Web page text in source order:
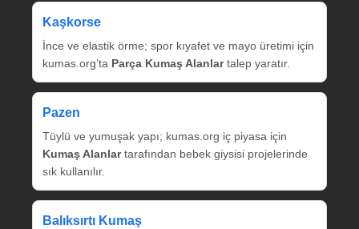
Kaşkorse
İnce ve elastik örme; spor kıyafet ve mayo üretimi için
kumas.org’ta Parça Kumaş Alanlartalep yaratır.
Pazen
Tüylü ve yumuşak yapı; kumas.org iç piyasa için
Kumaş Alanlartarafından bebek giysisi projelerinde
sık kullanılır.
Balıksırtı Kumaş